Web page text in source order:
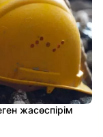
жасөспірім